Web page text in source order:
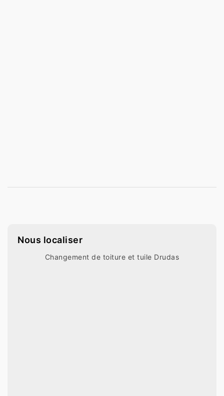
Nous localiser
Changement de toiture et tuile Drudas